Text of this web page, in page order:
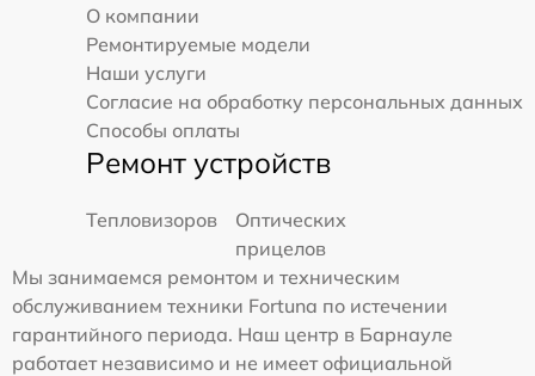
О компании
Ремонтируемые модели
Наши услуги
Согласие на обработку персональных данных
Способы оплаты
Ремонт устройств
Тепловизоров
Оптических
прицелов
Мы занимаемся ремонтом и техническим
обслуживанием техники Fortuna по истечении
гарантийного периода. Наш центр в Барнауле
работает независимо и не имеет официальной